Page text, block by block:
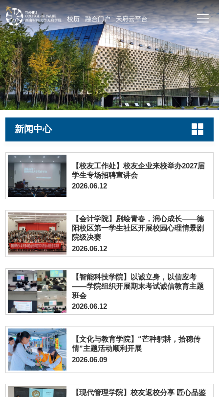
校历 融合门户 天府云平台
新闻中心
【校友工作处】校友企业来校举办2027届
学生专场招聘宣讲会
2026.06.12
【会计学院】剧绘青春，润心成长——德
阳校区第一学生社区开展校园心理情景剧
院级决赛
2026.06.12
【智能科技学院】以诚立身，以信应考
——学院组织开展期末考试诚信教育主题
班会
2026.06.12
【文化与教育学院】“芒种躬耕，拾穗传
情”主题活动顺利开展
2026.06.09
【现代管理学院】校友返校分享 匠心品鉴